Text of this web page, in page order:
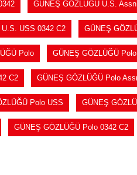
GÜNEŞ GÖZLÜĞÜ U.S.
USS 0342 C2 GÜNEŞ
Polo GÜNEŞ GÖZLÜĞÜ
C2 GÜNEŞ GÖZLÜĞÜ Polo
Polo USS GÜNEŞ
GÜNEŞ GÖZLÜĞÜ Polo 0342 C2